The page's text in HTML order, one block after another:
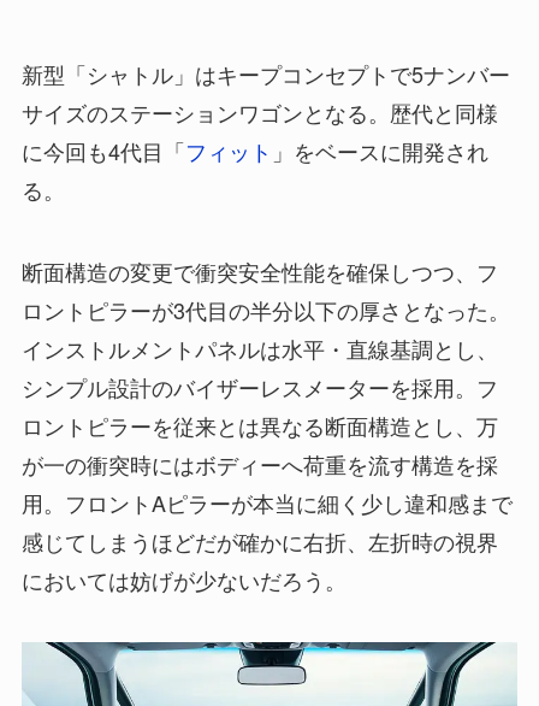
新型「シャトル」はキープコンセプトで5ナンバー
サイズのステーションワゴンとなる。歴代と同様
に今回も4代目「フィット 」をベースに開発され
る。
断面構造の変更で衝突安全性能を確保しつつ、フ
ロントピラーが3代目の半分以下の厚さとなった。
インストルメントパネルは水平・直線基調とし、
シンプル設計のバイザーレスメーターを採用。フ
ロントピラーを従来とは異なる断面構造とし、万
が一の衝突時にはボディーへ荷重を流す構造を採
用。フロントAピラーが本当に細く少し違和感まで
感じてしまうほどだが確かに右折、左折時の視界
においては妨げが少ないだろう。